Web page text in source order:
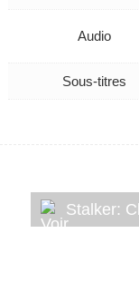
Audio
Sous-titres
Stalker: